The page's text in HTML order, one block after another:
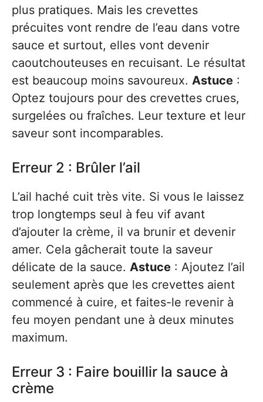
plus pratiques. Mais les crevettes
précuites vont rendre de l’eau dans votre
sauce et surtout, elles vont devenir
caoutchouteuses en recuisant. Le résultat
est beaucoup moins savoureux. Astuce :
Optez toujours pour des crevettes crues,
surgelées ou fraîches. Leur texture et leur
saveur sont incomparables.
Erreur 2 : Brûler l’ail
L’ail haché cuit très vite. Si vous le laissez
trop longtemps seul à feu vif avant
d’ajouter la crème, il va brunir et devenir
amer. Cela gâcherait toute la saveur
délicate de la sauce. Astuce : Ajoutez l’ail
seulement après que les crevettes aient
commencé à cuire, et faites-le revenir à
feu moyen pendant une à deux minutes
maximum.
Erreur 3 : Faire bouillir la sauce à
crème